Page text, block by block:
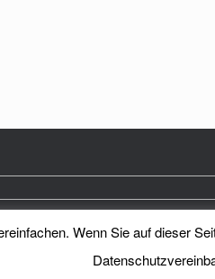
Heimatkreis Reichenberg
Wenn Sie auf dieser